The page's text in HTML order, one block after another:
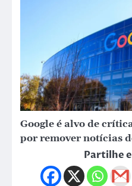
Google é alvo de
por remover notícias
Partilhe